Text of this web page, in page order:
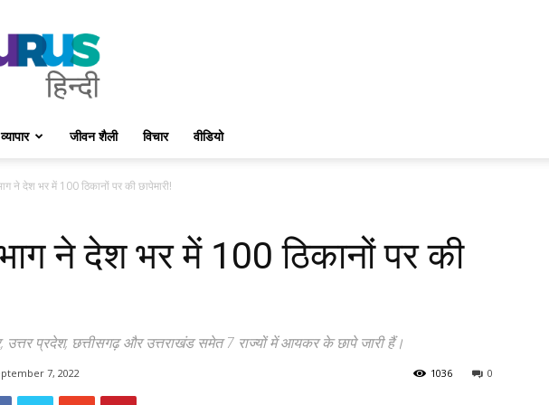
व्यापार जीवन शैली विचार वीडियो
ने देश भर में 100 ठिकानों पर की छापेमारी!
ने देश भर में 100 ठिकानों पर की
उत्तर प्रदेश, छत्तीसगढ़ और उत्तराखंड समेत 7 राज्यों में आयकर के छापे जारी हैं।
7, 2022 0
1036